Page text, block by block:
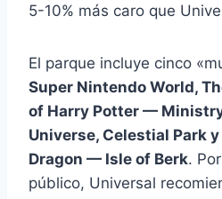
5-10% más caro que
El parque incluye cinco
Super Nintendo World,
of Harry Potter —
Universe, Celestial Park
Dragon — Isle of Berk.
público, Universal